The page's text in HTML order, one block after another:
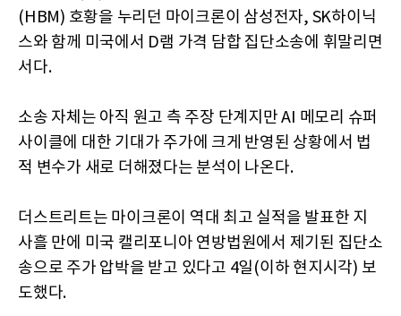
(HBM) 호황을 누리던 마이크론이 삼성전자, SK하이닉
스와 함께 미국에서 D램 가격 담합 집단소송에 휘말리면
서다.
소송 자체는 아직 원고 측 주장 단계지만 AI 메모리 슈퍼
사이클에 대한 기대가 주가에 크게 반영된 상황에서 법
적 변수가 새로 더해졌다는 분석이 나온다.
더스트리트는 마이크론이 역대 최고 실적을 발표한 지
사흘 만에 미국 캘리포니아 연방법원에서 제기된 집단소
송으로 주가 압박을 받고 있다고 4일(이하 현지시각) 보
도했다.